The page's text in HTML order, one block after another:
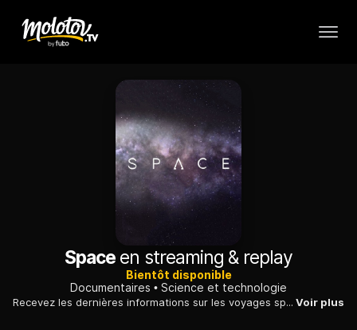
Space en streaming & replay
Bientôt disponible
Documentaires
Science et technologie
Recevez les dernières informations sur les voyages spatiaux, l’exploration de l’univers, et les dernières découvertes de planètes, comètes, trous noirs… produit en coopération avec l’ESA Voir plus